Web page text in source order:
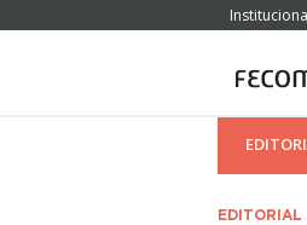
EDITORIAL